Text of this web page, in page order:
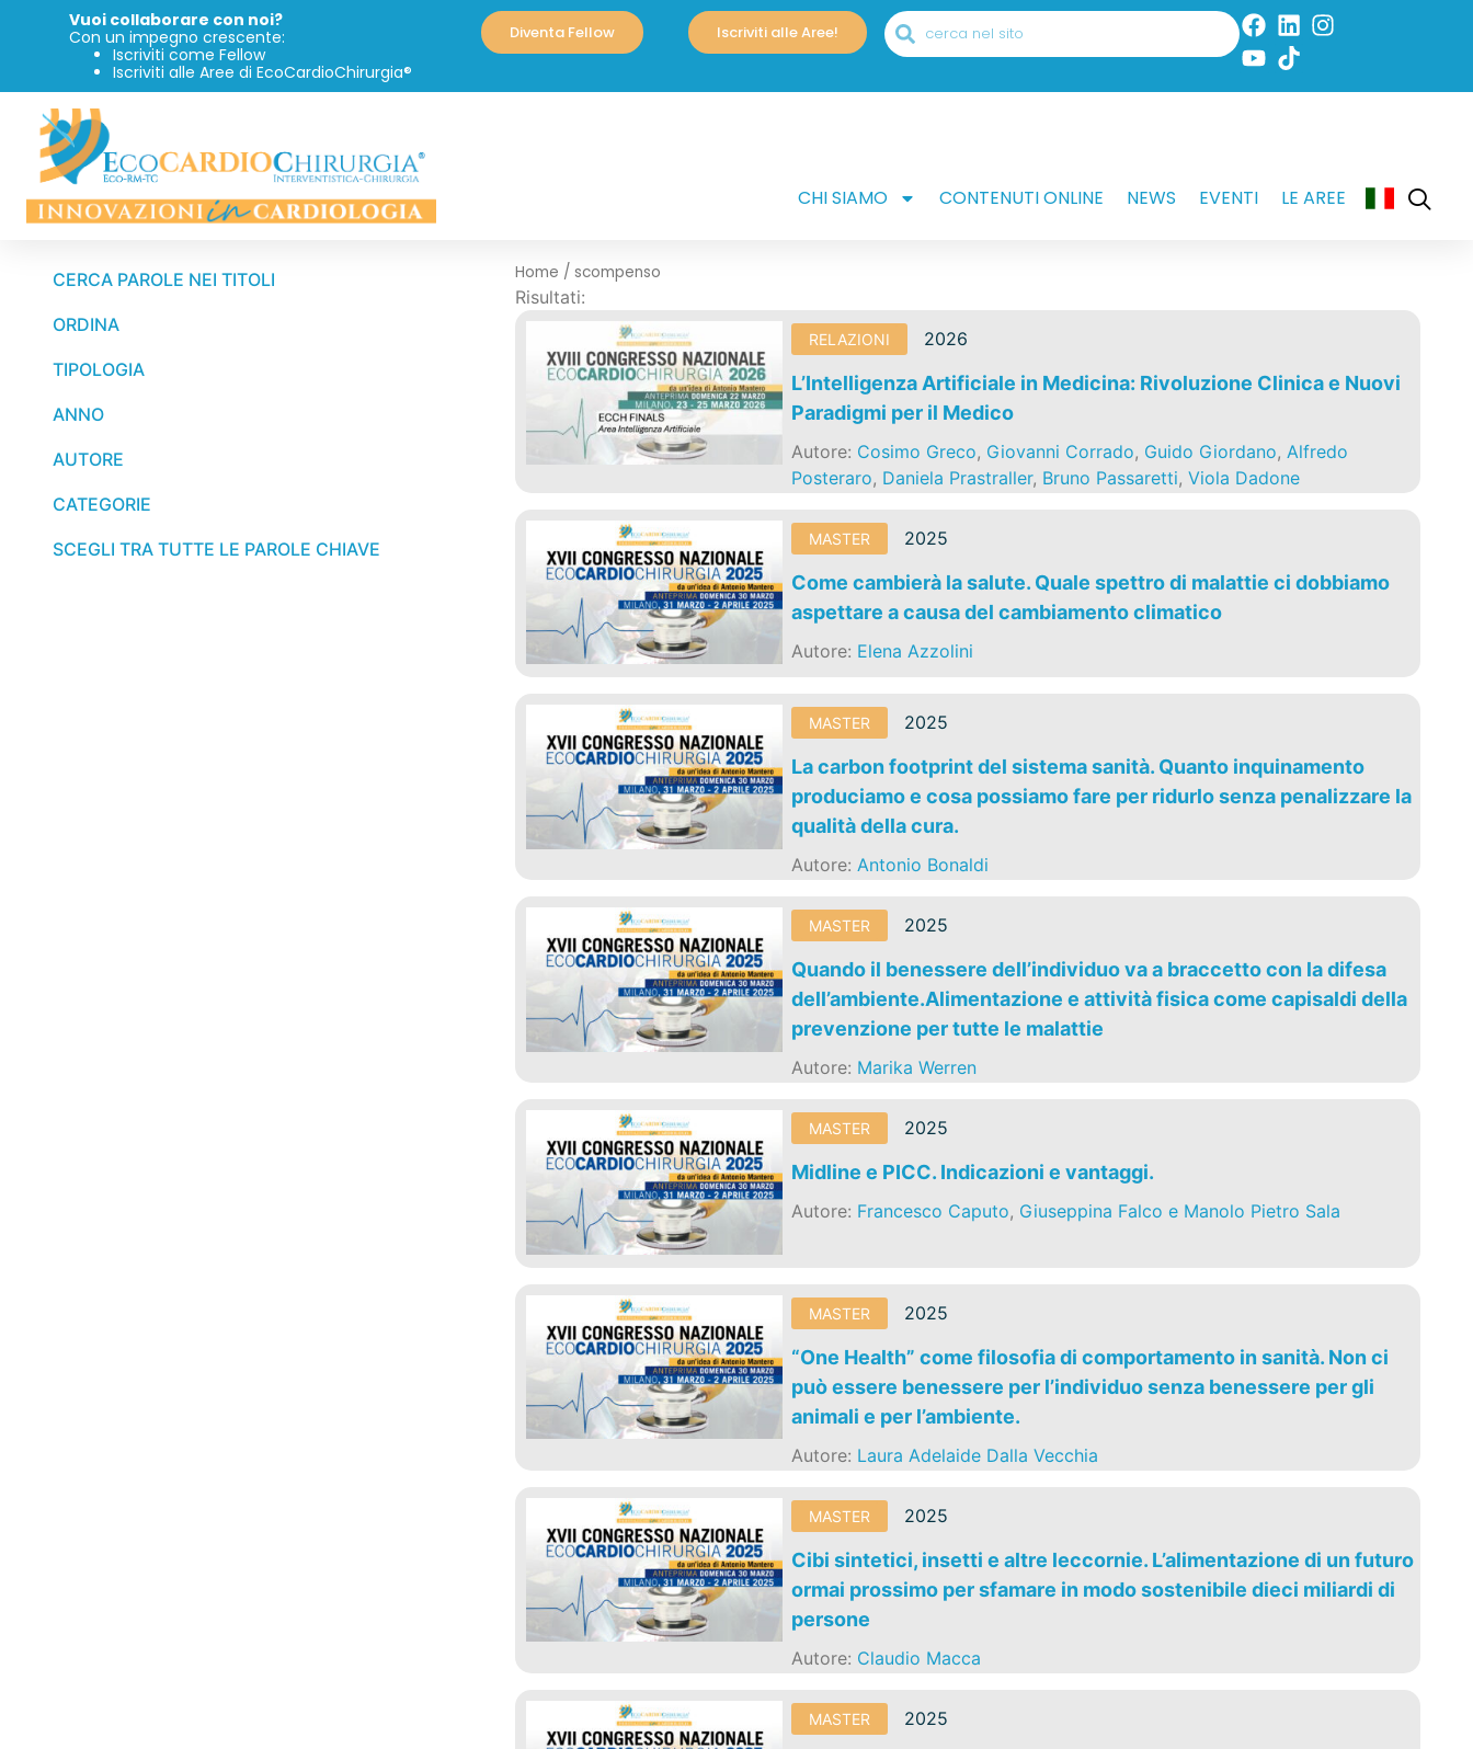
Vuoi collaborare con noi?
Con un impegno crescente:
Iscriviti come Fellow
Iscriviti alle Aree di EcoCardioChirurgia®
Diventa Fellow Iscriviti alle Aree!
CHI SIAMO CONTENUTI ONLINE NEWS EVENTI LE AREE
CERCA PAROLE NEI TITOLI
ORDINA
TIPOLOGIA
ANNO
AUTORE
CATEGORIE
SCEGLI TRA TUTTE LE PAROLE CHIAVE
Home /scompenso
Risultati:
RELAZIONI 2026
L’Intelligenza Artificiale in Medicina: Rivoluzione Clinica e Nuovi
Paradigmi per il Medico
Autore: Cosimo Greco, Giovanni Corrado, Guido Giordano, Alfredo
Posteraro, Daniela Prastraller, Bruno Passaretti, Viola Dadone
MASTER 2025
Come cambierà la salute. Quale spettro di malattie ci dobbiamo
aspettare a causa del cambiamento climatico
Autore: Elena Azzolini
MASTER 2025
La carbon footprint del sistema sanità. Quanto inquinamento
produciamo e cosa possiamo fare per ridurlo senza penalizzare la
qualità della cura.
Autore: Antonio Bonaldi
MASTER 2025
Quando il benessere dell’individuo va a braccetto con la difesa
dell’ambiente.Alimentazione e attività fisica come capisaldi della
prevenzione per tutte le malattie
Autore: Marika Werren
MASTER 2025
Midline e PICC. Indicazioni e vantaggi.
Autore: Francesco Caputo, Giuseppina Falco e Manolo Pietro Sala
MASTER 2025
“One Health” come filosofia di comportamento in sanità. Non ci
può essere benessere per l’individuo senza benessere per gli
animali e per l’ambiente.
Autore: Laura Adelaide Dalla Vecchia
MASTER 2025
Cibi sintetici, insetti e altre leccornie. L’alimentazione di un futuro
ormai prossimo per sfamare in modo sostenibile dieci miliardi di
persone
Autore: Claudio Macca
MASTER 2025